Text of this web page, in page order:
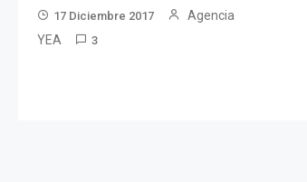
17 Diciembre 2017
Agencia
YEA
3